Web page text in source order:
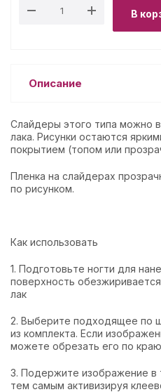
В
Описание
Слайдеры этого типа можно
лака. Рисунки остаются
покрытием (топом или
Пленка на слайдерах
по рисунком.
Как использовать
1. Подготовьте ногти для
поверхность
лак
2. Выберите подходящее по
из комплекта. Если
можете обрезать его по краю
3. Подержите изображение в
тем самым активизируя